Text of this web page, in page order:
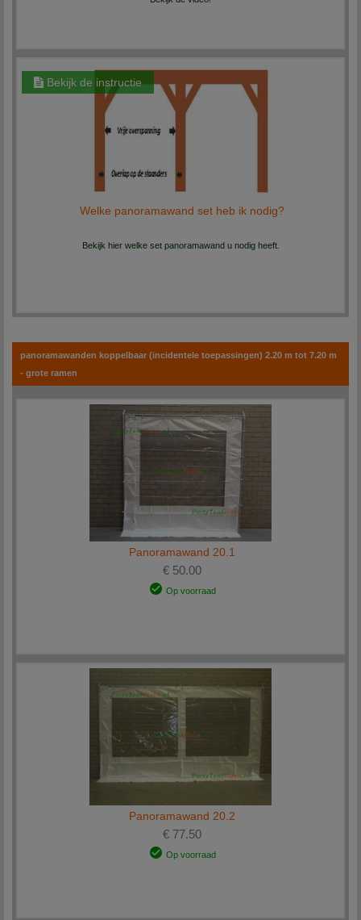
Bekijk de instructie
Welke panoramawand set heb ik nodig?
Bekijk hier welke set panoramawand u nodig heeft.
panoramawanden koppelbaar (incidentele toepassingen) 2.20 m tot 7.20 m
- grote ramen
Panoramawand 20.1
€ 50.00
Op voorraad
Panoramawand 20.2
€ 77.50
Op voorraad